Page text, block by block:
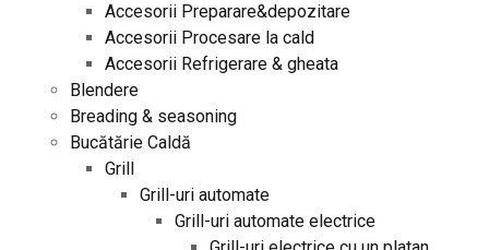
Accesorii Preparare&depozitare
Accesorii Procesare la cald
Accesorii Refrigerare & gheata
Blendere
Breading & seasoning
Bucătărie Caldă
Grill
Grill-uri automate
Grill-uri automate electrice